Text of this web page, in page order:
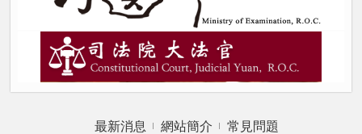
最新消息 網站簡介 常見問題